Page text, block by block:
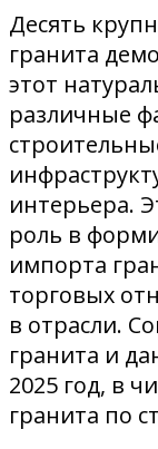
Десять
гранита
этот
различные
интерьера.
роль в
импорта
торговых
в отрасли.
гранита и
2025 год, в
гранита по